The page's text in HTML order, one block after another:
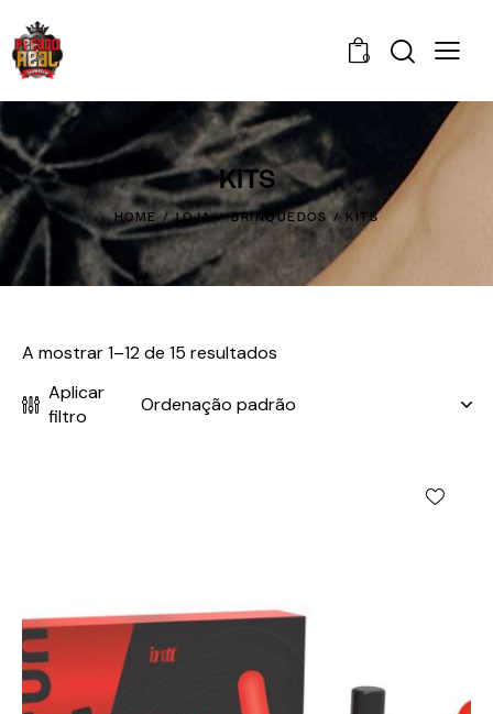
0
KITS
HOME LOJA BRINQUEDOS KITS
A mostrar 1–12 de 15 resultados
Aplicar
filtro